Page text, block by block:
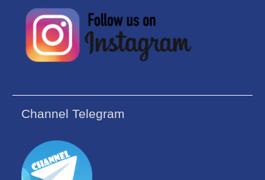
Channel Telegram